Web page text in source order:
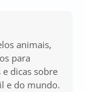
animais,
para
dicas sobre
e do mundo.